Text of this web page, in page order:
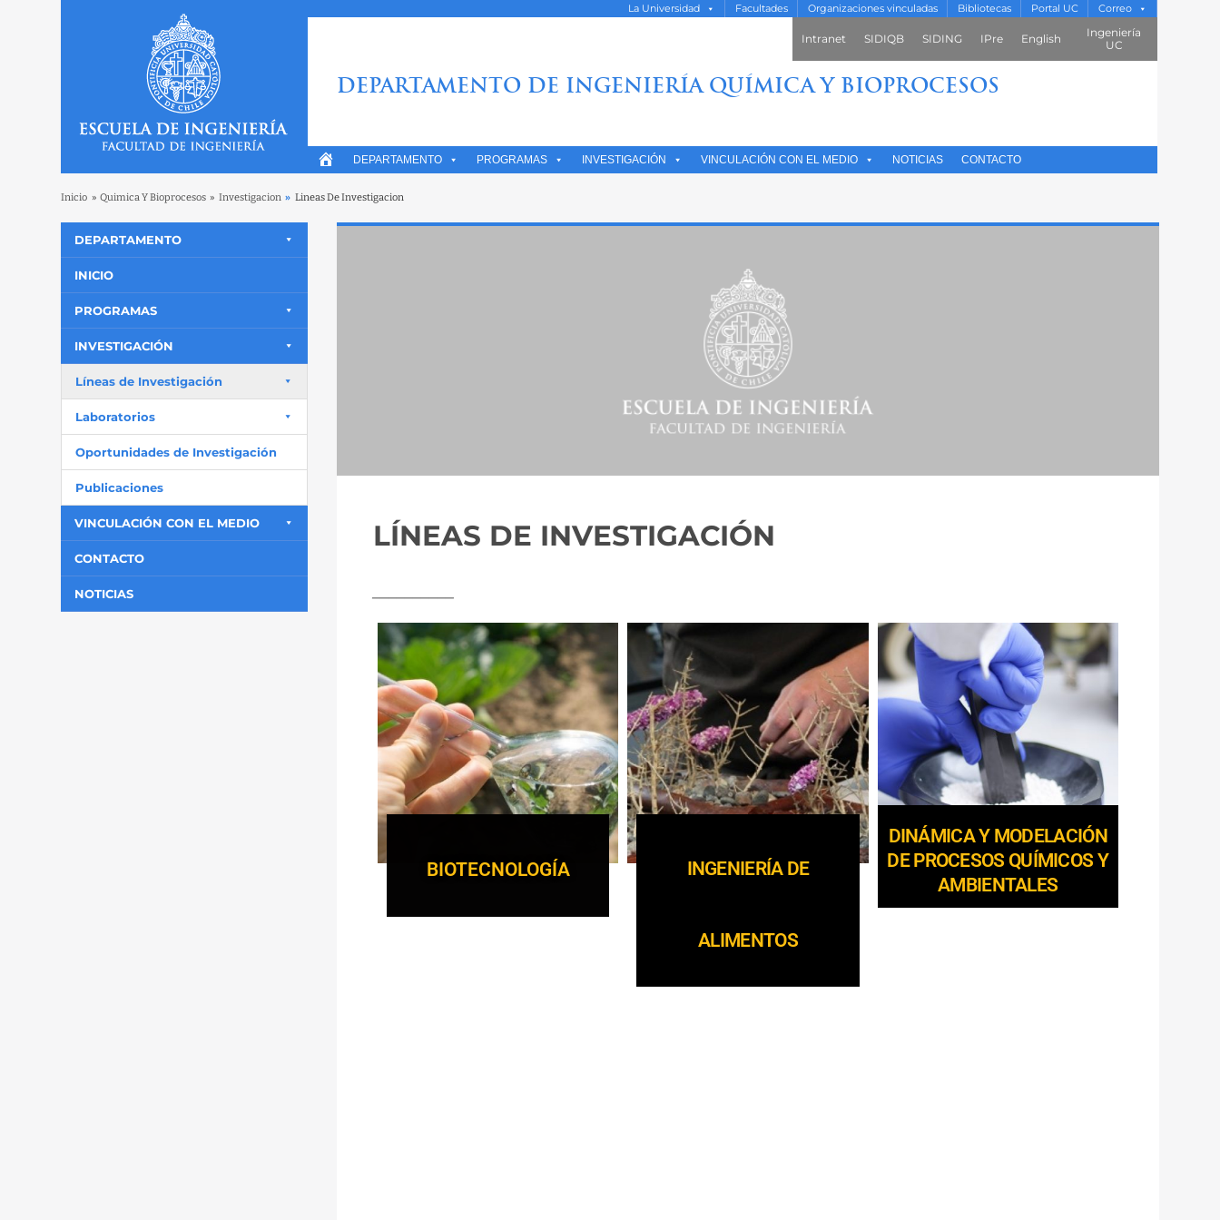
La Universidad Facultades Organizaciones vinculadas Bibliotecas Portal UC Correo
Intranet SIDIQB SIDING IPre English
Ingeniería
UC
DEPARTAMENTO DE INGENIERÍA QUÍMICA Y BIOPROCESOS
DEPARTAMENTO PROGRAMAS INVESTIGACIÓN VINCULACIÓN CON EL MEDIO NOTICIAS CONTACTO
Inicio » Quimica Y Bioprocesos » Investigacion » Lineas De Investigacion
DEPARTAMENTO
INICIO
PROGRAMAS
INVESTIGACIÓN
Líneas de Investigación
Laboratorios
Oportunidades de Investigación
Publicaciones
VINCULACIÓN CON EL MEDIO
CONTACTO
NOTICIAS
LÍNEAS DE INVESTIGACIÓN
BIOTECNOLOGÍA INGENIERÍA DE
ALIMENTOS
DINÁMICA Y MODELACIÓN
DE PROCESOS QUÍMICOS Y
AMBIENTALES